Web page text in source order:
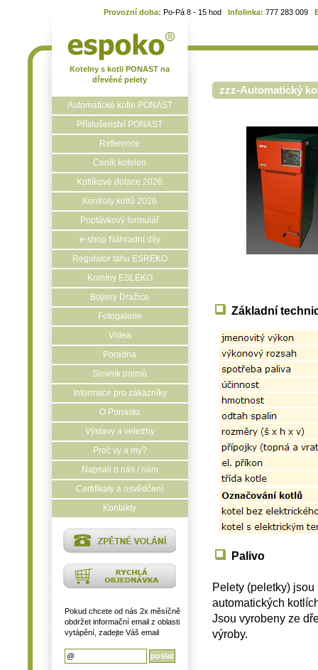
Provozní doba: Po-Pá 8 - 15 hod Infolinka: 777 283 009
Kotelny s kotli PONAST na
dřevěné pelety
Automatické kotle PONAST
Příslušenství PONAST
Reference
Ceník kotelen
Kotlíkové dotace 2026
Kontroly kotlů 2026
Poptávkový formulář
e-shop Náhradní díly
Regulátor tahu ESREKO
Komíny ESLEKO
Bojlery Dražice
Fotogalerie
Videa
Poradna
Slovník pojmů
Informace pro zákazníky
O Ponastu
Výstavy a veletrhy
Proč vy a my?
Napsali o nás / nám
Certifikáty a osvědčení
Kontakty
Pokud chcete od nás 2x měsíčně
obdržet informační email z oblasti
vytápění, zadejte Váš email
zzz-Automatický
Základní
Palivo
Pelety (peletky)
automatických
Jsou vyrobeny ze
výroby.